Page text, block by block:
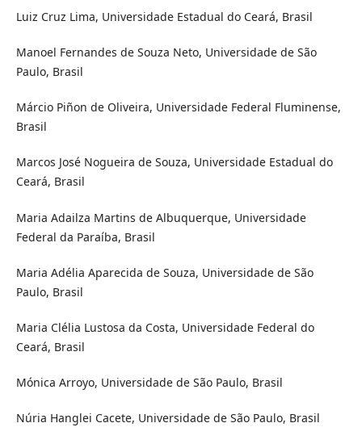
Luiz Cruz Lima, Universidade Estadual do Ceará, Brasil
Manoel Fernandes de Souza Neto, Universidade de São
Paulo, Brasil
Márcio Piñon de Oliveira, Universidade Federal Fluminense,
Brasil
Marcos José Nogueira de Souza, Universidade Estadual do
Ceará, Brasil
Maria Adailza Martins de Albuquerque, Universidade
Federal da Paraíba, Brasil
Maria Adélia Aparecida de Souza, Universidade de São
Paulo, Brasil
Maria Clélia Lustosa da Costa, Universidade Federal do
Ceará, Brasil
Mónica Arroyo, Universidade de São Paulo, Brasil
Núria Hanglei Cacete, Universidade de São Paulo, Brasil